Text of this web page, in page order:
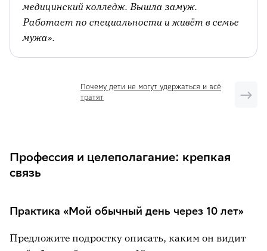
5. Какие школьные кружки или
элективные курсы ты посещаешь
дополнительно? Напиши.
Учиться в 10 классе;
учиться в лицее, колледже, училище,
работать.
7. Какие профессии тебя привлекают?
медицинский колледж. Вышла замуж.
Работает по специальности и живёт в семье
мужа».
Почему дети не могут удержаться и всё
тратят
Профессия и целеполагание: крепкая
связь
Практика «Мой обычный день через 10 лет»
Предложите подростку описать, каким он видит